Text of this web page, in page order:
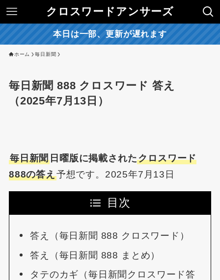
クロスワードアンサーズ
本日は一部、更新が遅れます
ホーム 毎日新聞
毎日新聞 888 クロスワード 答え
（2025年7月13日）
毎日新聞 日曜版に掲載されたクロスワード
888の答え予想です。2025年7月13日
目次
答え（毎日新聞 888 クロスワード）
答え（毎日新聞 888 まとめ）
タテのカギ（毎日新聞クロスワード答